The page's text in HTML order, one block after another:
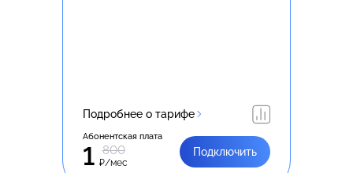
Подробнее о тарифе
Абонентская плата
1 800
₽/мес
Подключить